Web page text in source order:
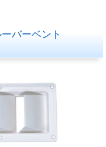
バーベント